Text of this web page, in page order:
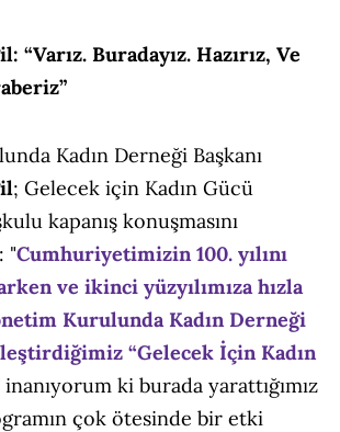
“Varız. Buradayız. Hazırız, Ve
Kadın Derneği Başkanı
; Gelecek için Kadın Gücü
kapanış konuşmasını
"Cumhuriyetimizin 100. yılını
ve ikinci yüzyılımıza hızla
Kurulunda Kadın Derneği
“Gelecek İçin Kadın
inanıyorum ki burada yarattığımız
çok ötesinde bir etki